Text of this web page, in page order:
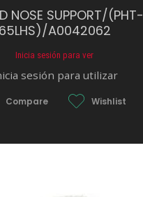
NOSE SUPPORT/(PHT-
65LHS)/A0042062
Inicia sesión para ver
sesión para utilizar
Compare Wishlist